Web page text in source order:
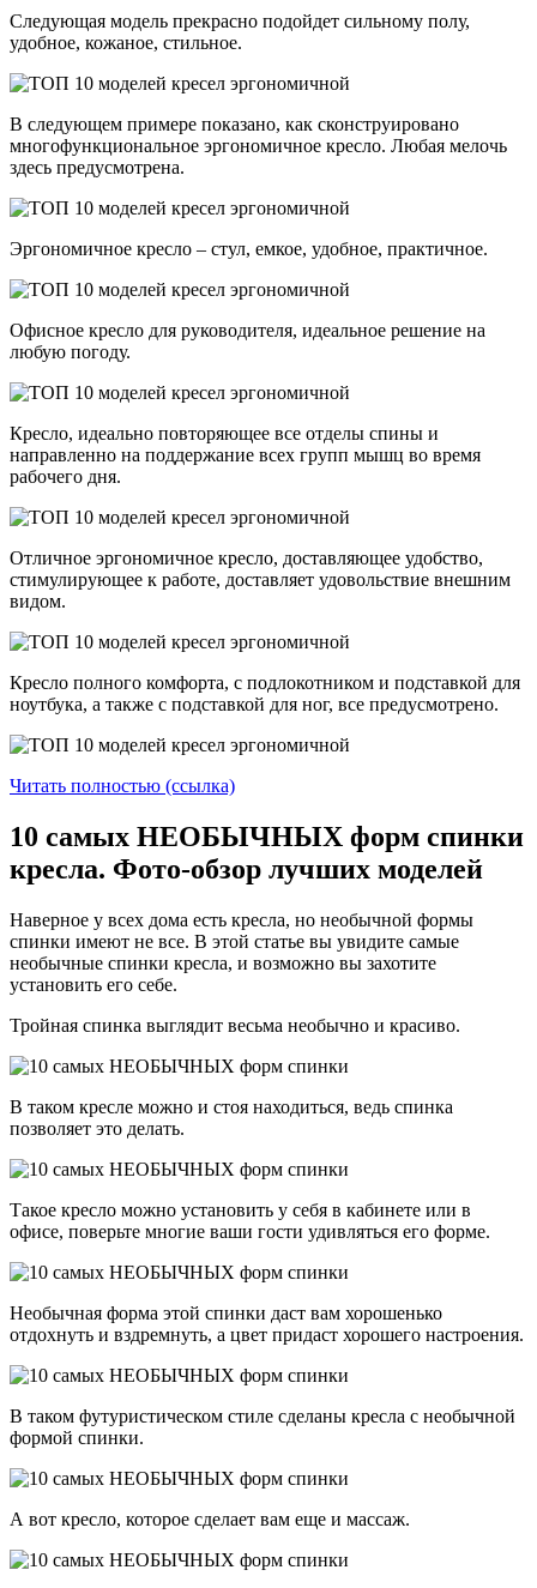
Следующая модель прекрасно подойдет сильному полу,
удобное, кожаное, стильное.
В следующем примере показано, как сконструировано
многофункциональное эргономичное кресло. Любая мелочь
здесь предусмотрена.
Эргономичное кресло – стул, емкое, удобное, практичное.
Офисное кресло для руководителя, идеальное решение на
любую погоду.
Кресло, идеально повторяющее все отделы спины и
направленно на поддержание всех групп мышц во время
рабочего дня.
Отличное эргономичное кресло, доставляющее удобство,
стимулирующее к работе, доставляет удовольствие внешним
видом.
Кресло полного комфорта, с подлокотником и подставкой для
ноутбука, а также с подставкой для ног, все предусмотрено.
Читать полностью (ссылка)
10 самых НЕОБЫЧНЫХ форм спинки
кресла. Фото-обзор лучших моделей
Наверное у всех дома есть кресла, но необычной формы
спинки имеют не все. В этой статье вы увидите самые
необычные спинки кресла, и возможно вы захотите
установить его себе.
Тройная спинка выглядит весьма необычно и красиво.
В таком кресле можно и стоя находиться, ведь спинка
позволяет это делать.
Такое кресло можно установить у себя в кабинете или в
офисе, поверьте многие ваши гости удивляться его форме.
Необычная форма этой спинки даст вам хорошенько
отдохнуть и вздремнуть, а цвет придаст хорошего настроения.
В таком футуристическом стиле сделаны кресла с необычной
формой спинки.
А вот кресло, которое сделает вам еще и массаж.